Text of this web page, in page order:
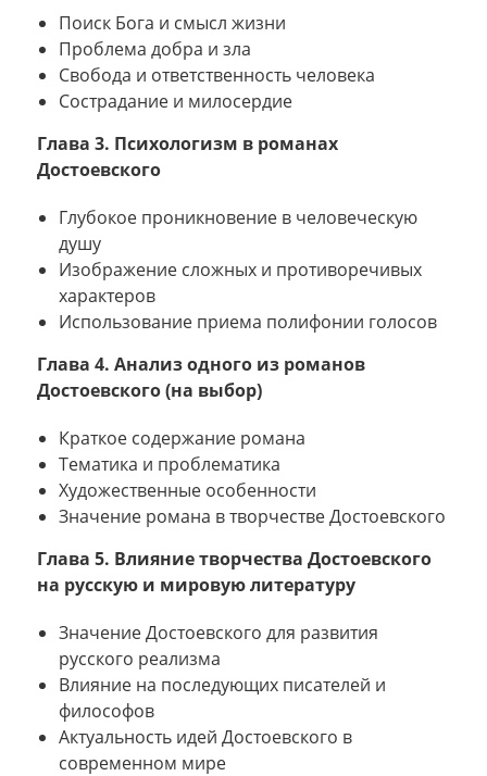
Поиск Бога и смысл жизни
Проблема добра и зла
Свобода и ответственность человека
Сострадание и милосердие
Глава 3. Психологизм в романах
Достоевского
Глубокое проникновение в человеческую
душу
Изображение сложных и противоречивых
характеров
Использование приема полифонии голосов
Глава 4. Анализ одного из романов
Достоевского (на выбор)
Краткое содержание романа
Тематика и проблематика
Художественные особенности
Значение романа в творчестве Достоевского
Глава 5. Влияние творчества Достоевского
на русскую и мировую литературу
Значение Достоевского для развития
русского реализма
Влияние на последующих писателей и
философов
Актуальность идей Достоевского в
современном мире